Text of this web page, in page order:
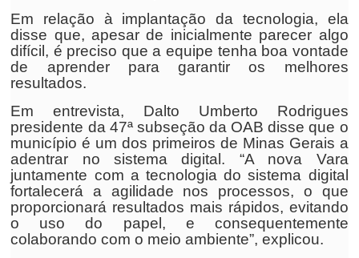
Em relação à implantação da tecnologia, ela
disse que, apesar de inicialmente parecer algo
difícil, é preciso que a equipe tenha boa vontade
de aprender para garantir os melhores
resultados.
Em entrevista, Dalto Umberto Rodrigues
presidente da 47ª subseção da OAB disse que o
município é um dos primeiros de Minas Gerais a
adentrar no sistema digital. “A nova Vara
juntamente com a tecnologia do sistema digital
fortalecerá a agilidade nos processos, o que
proporcionará resultados mais rápidos, evitando
o uso do papel, e consequentemente
colaborando com o meio ambiente”, explicou.